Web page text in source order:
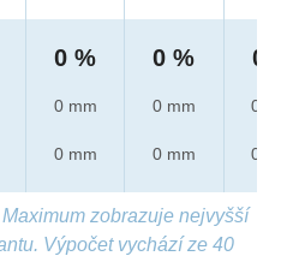
0 %
0 mm
0 mm
0 %
0 mm
0 mm
0 %
0 mm
0 mm
zobrazuje nejvyšší
Výpočet vychází ze 40